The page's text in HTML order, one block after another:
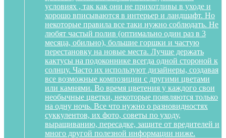
условиях , так как они не прихотливы в уходе и
хорошо вписываются в интерьер и ландшафт. Но
некоторые правила все таки нужно соблюдать. Не
любят частый полив (оптимально один раз в 3
месяца, обильно), большие горшки и частую
перестановку на новые места. Лучше держать
кактусы на подоконнике всегда одной стороной к
солнцу. Часто их используют дизайнеры, создавая
все возможные композиции с другими цветами
или камнями. Во время цветения у каждого свои
необычные цветки, некоторые появляются только
на одну ночь. Все что нужно о разновидностях
суккулентов, их фото, советы по уходу,
выращиванию, пересадке, защите от вредителей и
много другой полезной информации ниже.